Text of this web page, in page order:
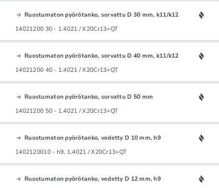
Ruostumaton pyörötanko, sorvattu D 30 mm, k11/k12
14021200 30 - 1.4021 / X20Cr13+QT
Ruostumaton pyörötanko, sorvattu D 40 mm, k11/k12
14021200 40 - 1.4021 / X20Cr13+QT
Ruostumaton pyörötanko, sorvattu D 50 mm
14021200 50 - 1.4021 / X20Cr13+QT
Ruostumaton pyörötanko, vedetty D 10 mm, h9
1402120010 - h9, 1.4021 / X20Cr13+QT
Ruostumaton pyörötanko, vedetty D 12 mm, h9